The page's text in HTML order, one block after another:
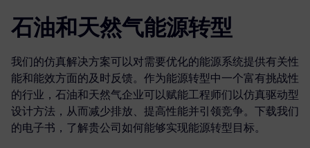
石油和天然气能源转型
我们的仿真解决方案可以对需要优化的能源系统提供有关性
能和能效方面的及时反馈。作为能源转型中一个富有挑战性
的行业，石油和天然气企业可以赋能工程师们以仿真驱动型
设计方法，从而减少排放、提高性能并引领竞争。下载我们
的电子书，了解贵公司如何能够实现能源转型目标。